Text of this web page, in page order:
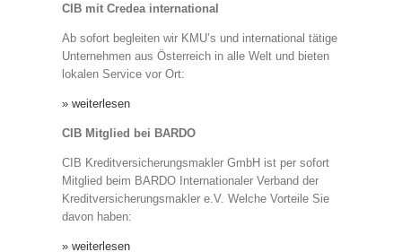
CIB mit Credea international
Ab sofort begleiten wir KMU’s und international tätige
Unternehmen aus Österreich in alle Welt und bieten
lokalen Service vor Ort:
» weiterlesen
CIB Mitglied bei BARDO
CIB Kreditversicherungsmakler GmbH ist per sofort
Mitglied beim BARDO Internationaler Verband der
Kreditversicherungsmakler e.V. Welche Vorteile Sie
davon haben:
» weiterlesen